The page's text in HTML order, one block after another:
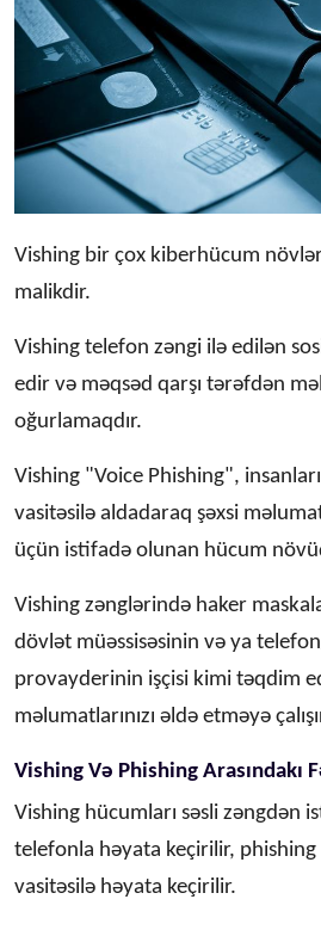
Vishing bir çox kiberhücum
malikdir.
Vishing telefon zəngi ilə edilən
edir və məqsəd qarşı tərəfdən
oğurlamaqdır.
Vishing "Voice Phishing",
vasitəsilə aldadaraq şəxsi
üçün istifadə olunan hücum
Vishing zənglərində haker
dövlət müəssisəsinin və ya
provayderinin işçisi kimi təqdim
məlumatlarınızı əldə etməyə
Vishing Və Phishing Arasındakı
Vishing hücumları səsli zəngdən
telefonla həyata keçirilir, phishing
vasitəsilə həyata keçirilir.